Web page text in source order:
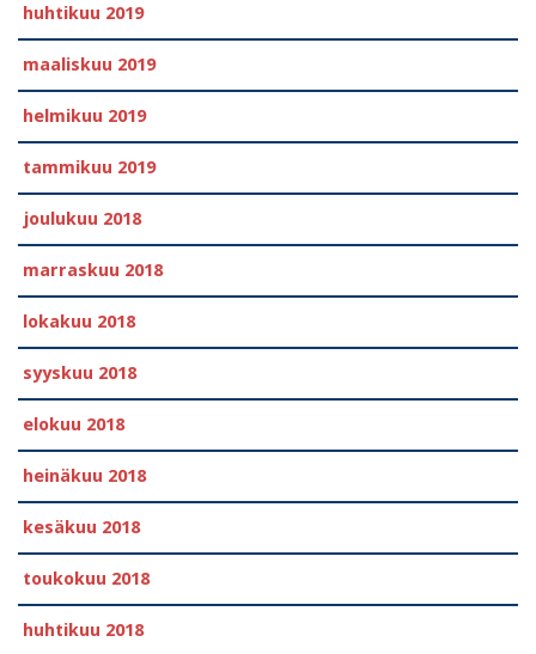
huhtikuu 2019
maaliskuu 2019
helmikuu 2019
tammikuu 2019
joulukuu 2018
marraskuu 2018
lokakuu 2018
syyskuu 2018
elokuu 2018
heinäkuu 2018
kesäkuu 2018
toukokuu 2018
huhtikuu 2018